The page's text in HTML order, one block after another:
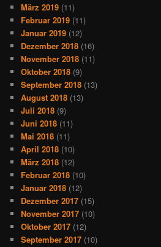
März 2019 (11)
Februar 2019 (11)
Januar 2019 (12)
Dezember 2018 (16)
November 2018 (11)
Oktober 2018 (9)
September 2018 (13)
August 2018 (13)
Juli 2018 (9)
Juni 2018 (11)
Mai 2018 (11)
April 2018 (10)
März 2018 (12)
Februar 2018 (10)
Januar 2018 (12)
Dezember 2017 (15)
November 2017 (10)
Oktober 2017 (12)
September 2017 (10)